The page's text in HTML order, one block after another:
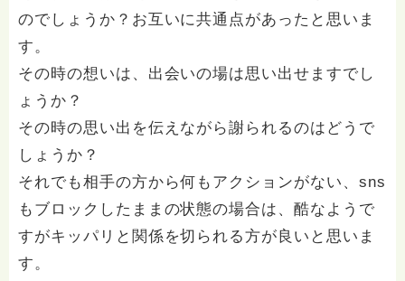
のでしょうか？お互いに共通点があったと思いま
す。
その時の想いは、出会いの場は思い出せますでし
ょうか？
その時の思い出を伝えながら謝られるのはどうで
しょうか？
それでも相手の方から何もアクションがない、sns
もブロックしたままの状態の場合は、酷なようで
すがキッパリと関係を切られる方が良いと思いま
す。